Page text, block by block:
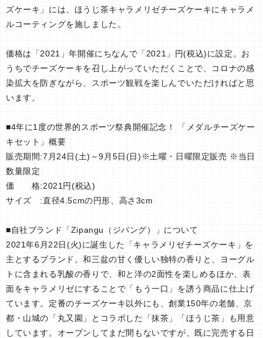
ズケーキ」には、ほうじ茶キャラメリゼチーズケーキにキャラメ
ルコーティングを施しました。
価格は「2021」年開催にちなんで「2021」円(税込)に設定。お
うちでチーズケーキを召し上がっていただくことで、コロナの感
染拡大を防ぎながら、スポーツ観戦を楽しんでいただければと思
います。
■4年に1度の世界的スポーツ祭典開催記念！ 「メダルチーズケー
キセット」概要
販売期間:7月24日(土)～9月5日(日)※土曜・日曜限定販売 ※当日
数量限定
価 格:2021円(税込)
サイズ :直径4.5cmの円形、高さ3cm
■自社ブランド「Zipangu（ジパング）」について
2021年6月22日(火)に誕生した「キャラメリゼチーズケーキ」を
主とするブランド。和三盆の甘く優しい独特の香りと、ヨーグル
トに含まれる乳酸の⾹りで、和と洋の2面性を楽しめるほか、表
⾯をキャラメリゼにすることで「もう⼀口」を誘う商品に仕上げ
ています。定番のチーズケーキ以外にも、創業150年の老舗、京
都・山城の「丸又園」とコラボした「抹茶」「ほうじ茶」も用意
しています。オープンしてまだ間もないですが、既に完売する日